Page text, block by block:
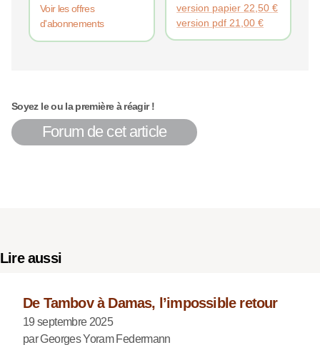
Voir les offres
d'abonnements
version papier 22,50€
version pdf 21,00€
Soyez le ou la première à réagir !
Forum de cet article
Lire aussi
De Tambov à Damas, l’impossible retour
19 septembre 2025
par Georges Yoram Federmann